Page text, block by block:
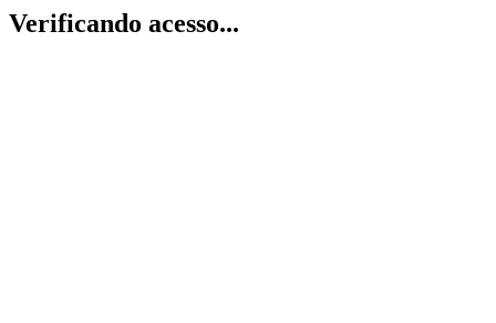
Verificando acesso...